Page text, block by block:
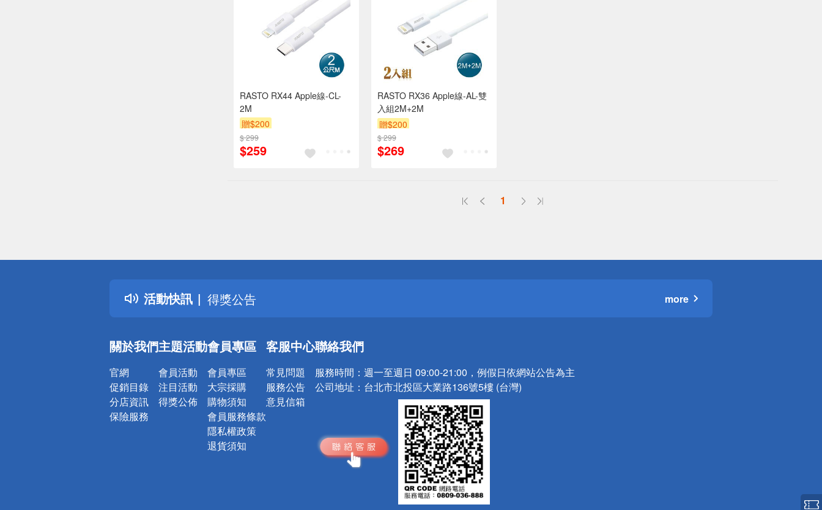
RASTO RX44 Apple線-CL-
2M
贈$200
$ 299
$259
RASTO RX36 Apple線-AL-雙
入組2M+2M
贈$200
$ 299
$269
1
活動快訊
詐騙網頁！請小心！
得獎公告
熱門話題
銀行優惠
詐騙網頁！請小心！
more
關於我們
官網
促銷目錄
分店資訊
保險服務
主題活動
會員活動
注目活動
得獎公佈
會員專區
會員專區
大宗採購
購物須知
會員服務條款
隱私權政策
退貨須知
客服中心
常見問題
服務公告
意見信箱
聯絡我們
服務時間： 週一至週日 09:00-21:00，例假日依網站公告為主
公司地址： 台北市北投區大業路136號5樓 (台灣)